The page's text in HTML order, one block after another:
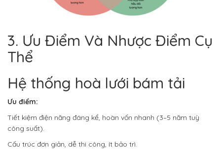
3. Ưu Điểm Và Nhược Điểm Cụ
Thể
Hệ thống hoà lưới bám tải
Ưu điểm:
Tiết kiệm điện năng đáng kể, hoàn vốn nhanh (3–5 năm tuỳ
công suất).
Cấu trúc đơn giản, dễ thi công, ít bảo trì.